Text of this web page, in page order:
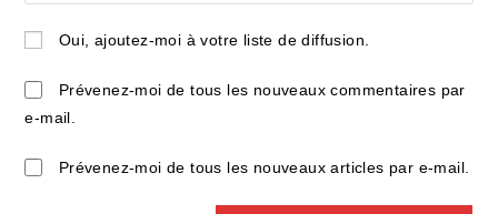
comment
comment
de
site
(facultatif)
Oui, ajoutez-moi à votre liste de diffusion.
Prévenez-moi de tous les nouveaux commentaires par
e-mail.
Prévenez-moi de tous les nouveaux articles par e-mail.